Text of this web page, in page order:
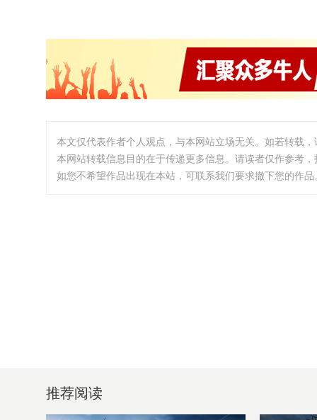
本文仅代表作者个人观点，与本网站立场无关。如若转载
本网站转载信息目的在于传递更多信息。请读者仅作参考
如您不希望作品出现在本站，可联系我们要求撤下您的作
推荐阅读